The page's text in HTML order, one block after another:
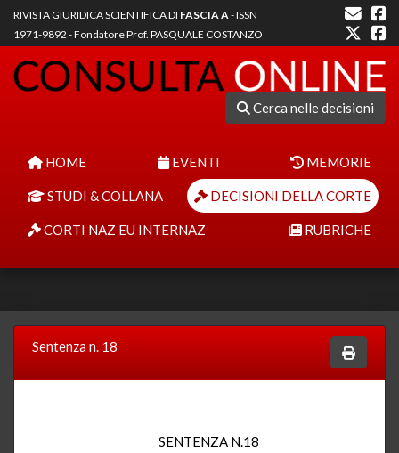
RIVISTA GIURIDICA SCIENTIFICA DI FASCIA A- ISSN
1971-9892 - Fondatore Prof. PASQUALE COSTANZO
Cerca nelle decisioni
HOME EVENTI MEMORIE
STUDI & COLLANA DECISIONI DELLA CORTE
CORTI NAZ EU INTERNAZ RUBRICHE
Sentenza n. 18
SENTENZA N.18